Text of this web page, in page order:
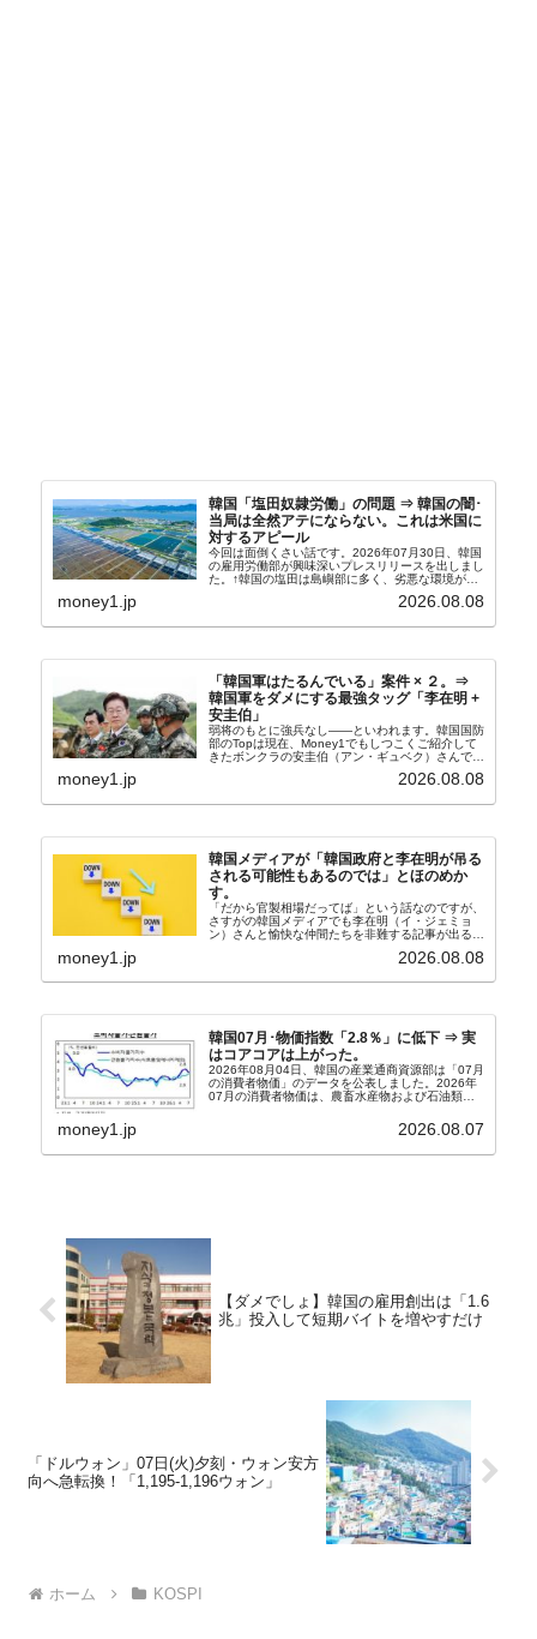
韓国「塩田奴隷労働」の問題 ⇒ 韓国の闇･
当局は全然アテにならない。これは米国に
対するアピール
今回は面倒くさい話です。2026年07月30日、韓国
の雇用労働部が興味深いプレスリリースを出しまし
た。↑韓国の塩田は島嶼部に多く、劣悪な環境が一
たといわれます（後述）。これは、いわゆる「塩田
money1.jp 2026.08.08
「韓国軍はたるんでいる」案件 × ２。⇒
韓国軍をダメにする最強タッグ「李在明 +
安圭伯」
弱将のもとに強兵なし――といわれます。韓国国防
部のTopは現在、Money1でもしつこくご紹介して
きたボンクラの安圭伯（アン・ギュベク）さんで
さんと「韓国初の文官上がり」の国防部長官安圭伯
money1.jp 2026.08.08
韓国メディアが「韓国政府と李在明が吊る
される可能性もあるのでは」とほのめか
す。
「だから官製相場だってば」という話なのですが、
さすがの韓国メディアでも李在明（イ・ジェミョ
ン）さんと愉快な仲間たちを非難する記事が出るよ
『朝鮮日報』に面白い記事が出ています。「東西南
money1.jp 2026.08.08
韓国07月･物価指数「2.8％」に低下 ⇒ 実
はコアコアは上がった。
2026年08月04日、韓国の産業通商資源部は「07月
の消費者物価」のデータを公表しました。2026年
07月の消費者物価は、農畜水産物および石油類の
2.8％上昇（06月は3.2％）となり、上昇率は前...
money1.jp 2026.08.07
【ダメでしょ】韓国の雇用創出は「1.6
兆」投入して短期バイトを増やすだけ
「ドルウォン」07日(火)夕刻・ウォン安方
向へ急転換！「1,195-1,196ウォン」
ホーム KOSPI